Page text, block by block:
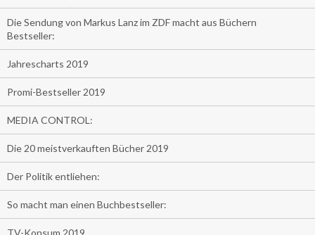
Die Sendung von Markus Lanz im ZDF macht aus Büchern
Bestseller:
Jahrescharts 2019
Promi-Bestseller 2019
MEDIA CONTROL:
Die 20 meistverkauften Bücher 2019
Der Politik entliehen:
So macht man einen Buchbestseller:
TV-Konsum 2019